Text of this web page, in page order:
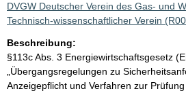
DVGW Deutscher Verein des Gas- und
Technisch-wissenschaftlicher Verein
Beschreibung:
§113c Abs. 3 Energiewirtschaftsgesetz
„Übergangsregelungen zu
Anzeigepflicht und Verfahren zur